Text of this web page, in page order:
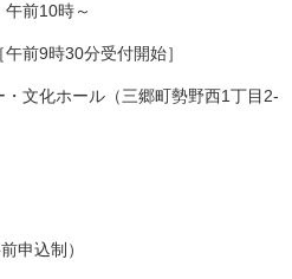
午前10時～
付開始］
・文化ホール（三郷町勢野西1丁目2-
申込制）